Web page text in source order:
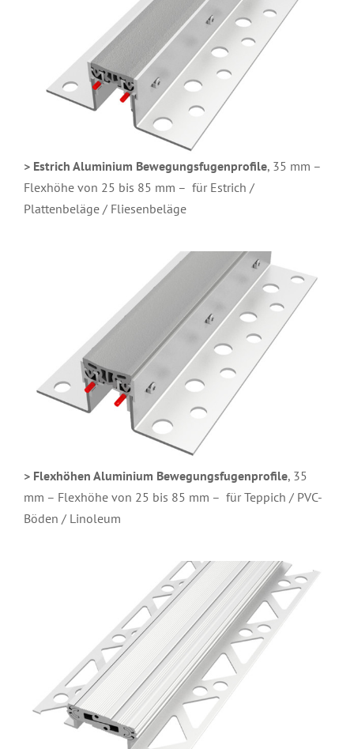
> Estrich Aluminium Bewegungsfugenprofile, 35 mm –
Flexhöhe von 25 bis 85 mm – für Estrich /
Plattenbeläge / Fliesenbeläge
> Flexhöhen Aluminium Bewegungsfugenprofile, 35
mm – Flexhöhe von 25 bis 85 mm – für Teppich / PVC-
Böden / Linoleum